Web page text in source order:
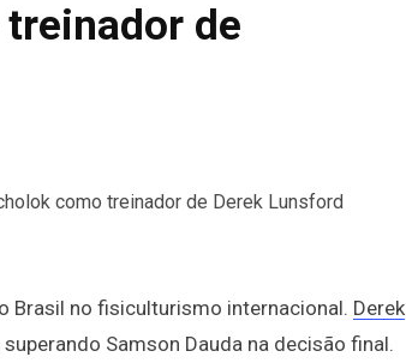
de
Brasil no fisiculturismo internacional. Derek
Samson Dauda na decisão final.